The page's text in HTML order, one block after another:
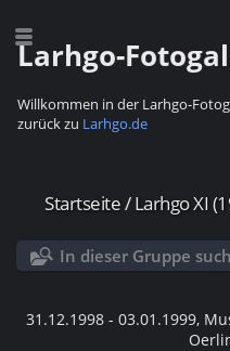
Larhgo-
Willkommen in der Larhgo-
zurück zu Larhgo.de
Startseite/Larhgo XI
In dieser Gruppe
31.12.1998 - 03.01.1999,